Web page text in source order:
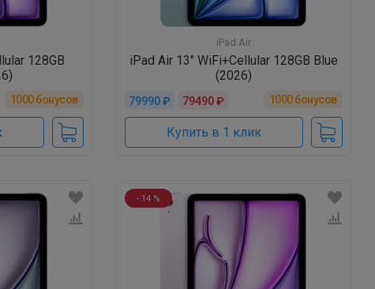
128GB
1000бонусов
iPad Air
iPad Air 13" WiFi+Cellular 128GB Blue
(2026)
79990 ₽ 79490 ₽ 1000бонусов
Купить в 1 клик
- 14 %